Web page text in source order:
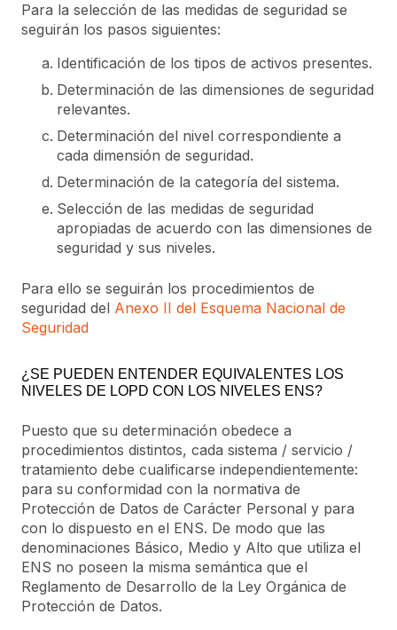
Para la selección de las medidas de seguridad se
seguirán los pasos siguientes:
Identificación de los tipos de activos presentes.
Determinación de las dimensiones de seguridad
relevantes.
Determinación del nivel correspondiente a
cada dimensión de seguridad.
Determinación de la categoría del sistema.
Selección de las medidas de seguridad
apropiadas de acuerdo con las dimensiones de
seguridad y sus niveles.
Para ello se seguirán los procedimientos de
seguridad del Anexo II del Esquema Nacional de
Seguridad
¿SE PUEDEN ENTENDER EQUIVALENTES LOS
NIVELES DE LOPD CON LOS NIVELES ENS?
Puesto que su determinación obedece a
procedimientos distintos, cada sistema / servicio /
tratamiento debe cualificarse independientemente:
para su conformidad con la normativa de
Protección de Datos de Carácter Personal y para
con lo dispuesto en el ENS. De modo que las
denominaciones Básico, Medio y Alto que utiliza el
ENS no poseen la misma semántica que el
Reglamento de Desarrollo de la Ley Orgánica de
Protección de Datos.